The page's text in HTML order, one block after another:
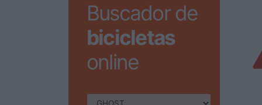
Buscador de
bicicletas
online